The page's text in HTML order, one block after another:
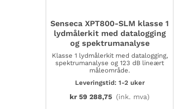
Senseca XPT800-SLM klasse 1
lydmålerkit med datalogging
og spektrumanalyse
Klasse 1 lydmålerkit med datalogging,
spektrumanalyse og 123 dB lineært
måleområde.
Leveringstid: 1-2 uker
kr 59 288,75 (ink. mva)